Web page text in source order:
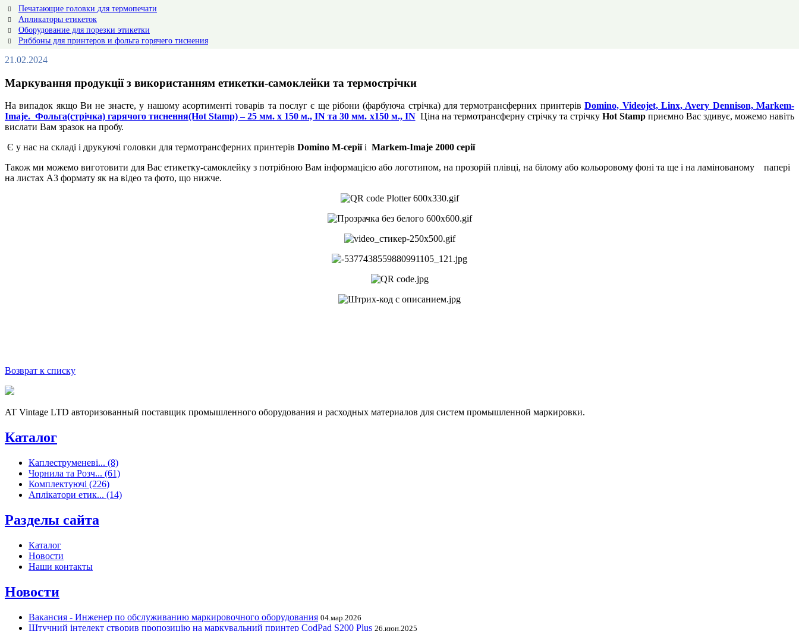
Печатающие головки для термопечати
Апликаторы етикеток
Оборудование для порезки этикетки
Риббоны для принтеров и фольга горячего тиснения
21.02.2024
Маркування продукції з використанням етикетки-самоклейки та термострічки
На випадок якщо Ви не знаєте, у нашому асортименті товарів та послуг є ще рібони (фарбуюча стрічка) для термотрансферних принтерівDomino, Videojet, Linx, Avery Dennison, Markem-
Imaje. Фольга(стрічка) гарячого тиснення(Hot Stamp) – 25 мм. х 150 м., IN та 30 мм. x150 м., IN Ціна на термотрансферну стрічку та стрічку Hot Stampприємно Вас здивує, можемо навіть
вислати Вам зразок на пробу.
Є у нас на складі і друкуючі головки для термотрансферних принтерів Domino М-серіїі Markem-Imaje 2000 серії
Також ми можемо виготовити для Вас етикетку-самоклейку з потрібною Вам інформацією або логотипом, на прозорій плівці, на білому або кольоровому фоні та ще і на ламінованому папері
на листах А3 формату як на відео та фото, що нижче.
Возврат к списку
AT Vintage LTD авторизованный поставщик промышленного оборудования и расходных материалов для систем промышленной маркировки.
Каталог
Каплеструменеві... (8)
Чорнила та Розч... (61)
Комплектуючі (226)
Аплікатори етик... (14)
Разделы сайта
Каталог
Новости
Наши контакты
Новости
Вакансия - Инженер по обслуживанию маркировочного оборудования 04.мар.2026
Штучний інтелект створив пропозицію на маркувальний принтер CodPad S200 Plus 26.июн.2025